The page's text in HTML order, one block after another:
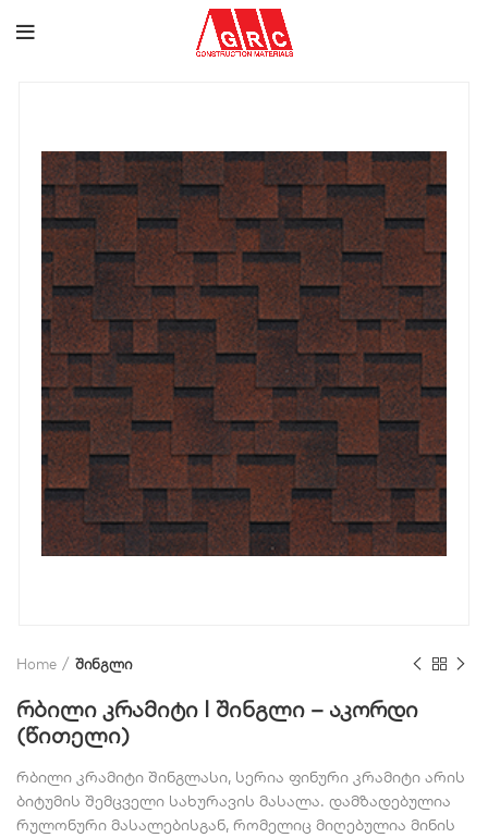
Home შინგლი
რბილი კრამიტი I შინგლი – აკორდი
(წითელი)
რბილი კრამიტი შინგლასი, სერია ფინური კრამიტი არის
ბიტუმის შემცველი სახურავის მასალა. დამზადებულია
რულონური მასალებისგან, რომელიც მიღებულია მინის